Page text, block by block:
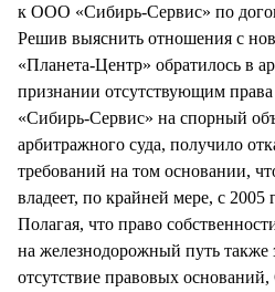
к ООО «Сибирь-Сервис» по
Решив выяснить отношения с
«Планета-Центр» обратилось в
признании отсутствующим
«Сибирь-Сервис» на спорный
арбитражного суда, получило
требований на том основании,
владеет, по крайней мере, с 2005
Полагая, что право
на железнодорожный путь также
отсутствие правовых